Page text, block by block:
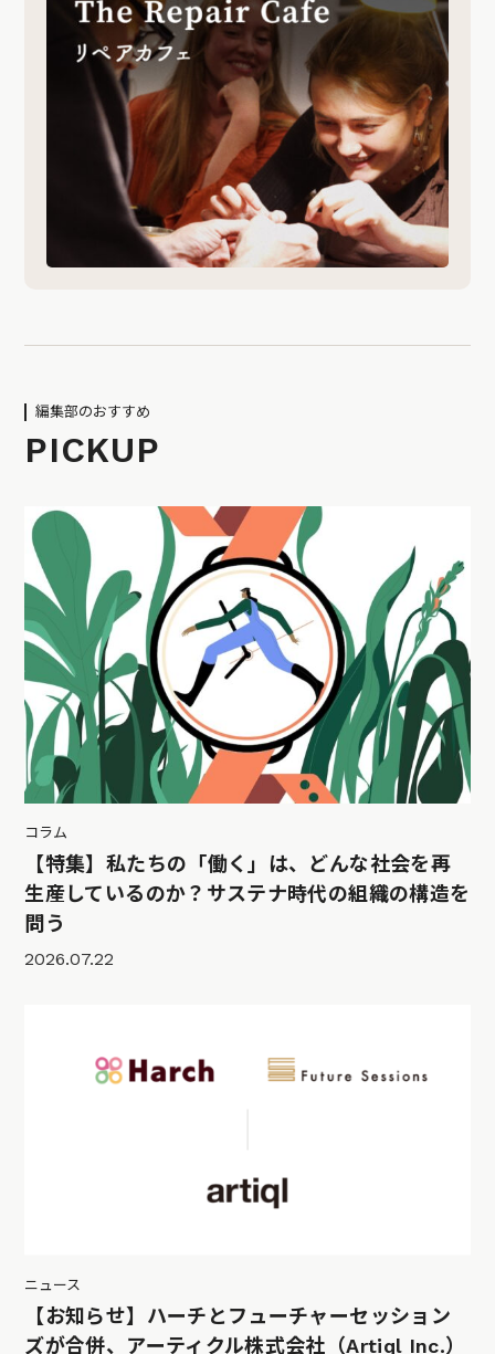
編集部のおすすめ
PICKUP
コラム
【特集】私たちの「働く」は、どんな社会を再
生産しているのか？サステナ時代の組織の構造を
問う
2026.07.22
ニュース
【お知らせ】ハーチとフューチャーセッション
ズが合併、アーティクル株式会社（Artiql Inc.）